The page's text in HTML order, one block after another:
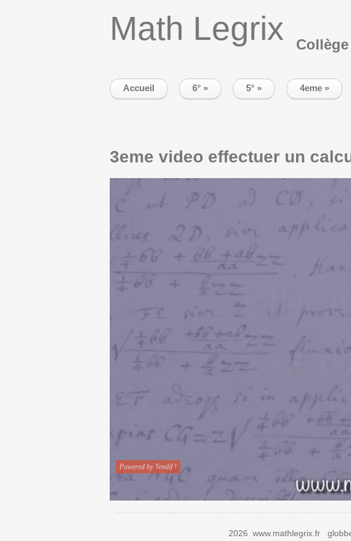
Math Legrix
Accueil 6° » 5° » 4eme »
3eme video effectuer un
2026 www.mathlegrix.fr